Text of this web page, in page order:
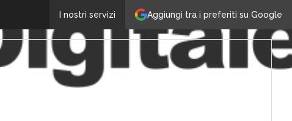
Aggiungi tra i preferiti su Google
I nostri servizi